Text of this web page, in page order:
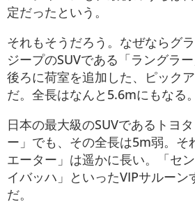
定だったという。
それもそうだろう。なぜならグラ
ジープのSUVである「ラングラ
後ろに荷室を追加した、ピック
だ。全長はなんと5.6mにもなる。
日本の最大級のSUVであるトヨ
ー」でも、その全長は5m弱。そ
エーター」は遥かに長い。「セ
イバッハ」といったVIPサルー
だ。